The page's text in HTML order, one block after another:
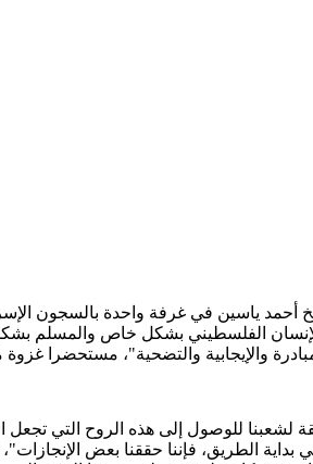
أحمد المقادمة (1952-2003) يقيم مع شيخه الشيخ أحمد
بشكل خاص والمسلم بشكل عام،
لشعبنا للوصول إلى هذه الروح التي
الطريق، فإننا حققنا بعض